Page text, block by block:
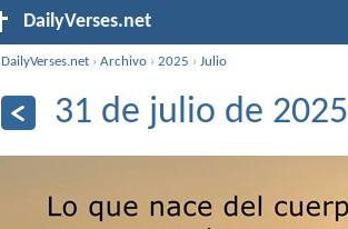
DailyVerses.net
DailyVerses.net ›Archivo ›2025 ›Julio
31 de julio de 2025